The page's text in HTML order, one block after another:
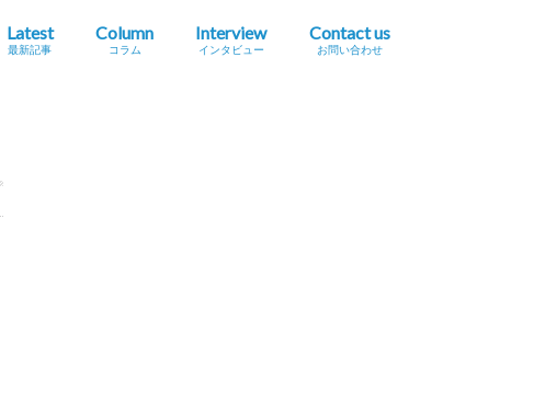
Latest
最新記事
Column
コラム
Interview
インタビュー
Contact us
お問い合わせ